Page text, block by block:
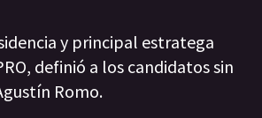
y principal estratega
definió a los candidatos sin
Romo.